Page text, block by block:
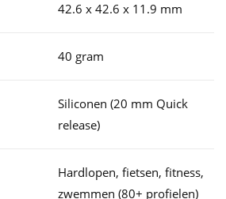
42.6 x 42.6 x 11.9 mm
40 gram
Siliconen (20 mm Quick
release)
Hardlopen, fietsen, fitness,
zwemmen (80+ profielen)